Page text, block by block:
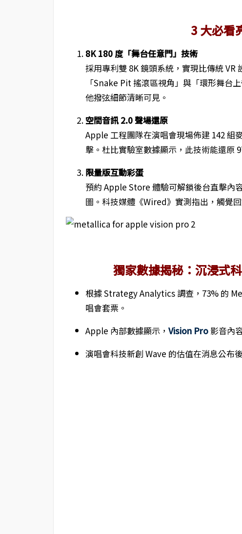
3 大必看
8K 180 度「舞台任意門」技術
採用專利雙 8K 鏡頭系統，實現比傳統 VR
「Snake Pit 搖滾區視角」與「環形舞台
他撥弦細節清晰可見。
空間音訊 2.0 聲場還原
Apple 工程團隊在演唱會現場佈建 142 組
擊。杜比實驗室數據顯示，此技術能還原
限量版互動彩蛋
預約 Apple Store 體驗可解鎖後台直擊內
圖。科技媒體《Wired》實測指出，觸覺
獨家數據揭秘：沉浸式
根據 Strategy Analytics 調查，73% 的
唱會套票。
Apple 內部數據顯示， Vision Pro影音內
演唱會科技新創 Wave 的估值在消息公布